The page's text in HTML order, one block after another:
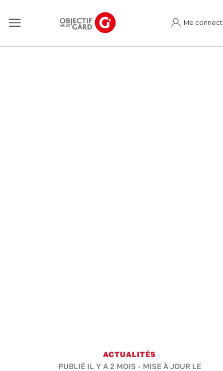
Me
ACTUALITÉS
PUBLIÉ IL Y A 2 MOIS - MISE À JOUR LE